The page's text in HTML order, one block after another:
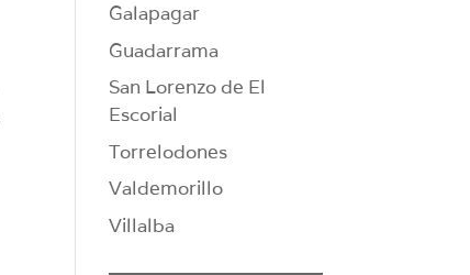
Galapagar
Guadarrama
San Lorenzo de El
Escorial
Torrelodones
Valdemorillo
Villalba